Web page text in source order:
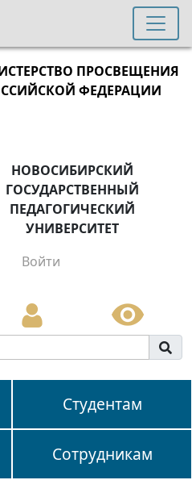
ПРОСВЕЩЕНИЯ
ФЕДЕРАЦИИ
НОВОСИБИРСКИЙ
ГОСУДАРСТВЕННЫЙ
ПЕДАГОГИЧЕСКИЙ
УНИВЕРСИТЕТ
Войти
Студентам
Сотрудникам